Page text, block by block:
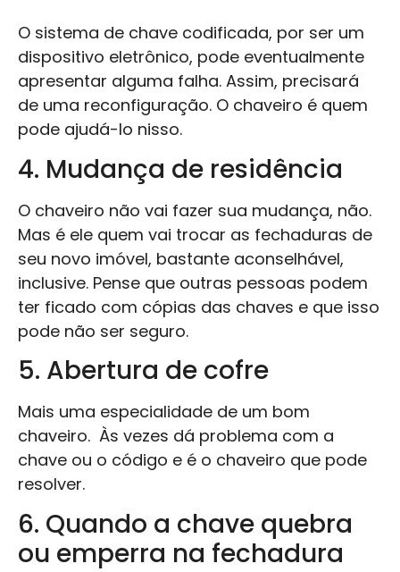
O sistema de chave codificada, por ser um
dispositivo eletrônico, pode eventualmente
apresentar alguma falha. Assim, precisará
de uma reconfiguração. O chaveiro é quem
pode ajudá-lo nisso.
4. Mudança de residência
O chaveiro não vai fazer sua mudança, não.
Mas é ele quem vai trocar as fechaduras de
seu novo imóvel, bastante aconselhável,
inclusive. Pense que outras pessoas podem
ter ficado com cópias das chaves e que isso
pode não ser seguro.
5. Abertura de cofre
Mais uma especialidade de um bom
chaveiro. Às vezes dá problema com a
chave ou o código e é o chaveiro que pode
resolver.
6. Quando a chave quebra
ou emperra na fechadura